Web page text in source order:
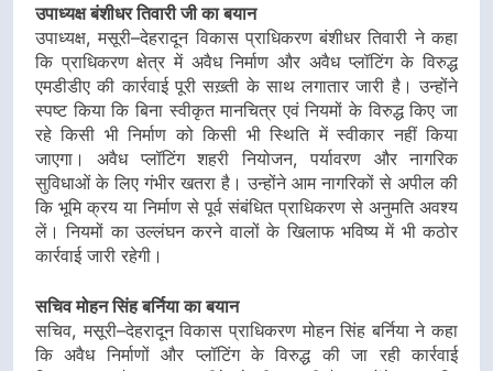
उपाध्यक्ष बंशीधर तिवारी जी का बयान
उपाध्यक्ष, मसूरी–देहरादून विकास प्राधिकरण बंशीधर तिवारी ने कहा
कि प्राधिकरण क्षेत्र में अवैध निर्माण और अवैध प्लॉटिंग के विरुद्ध
एमडीडीए की कार्रवाई पूरी सख़्ती के साथ लगातार जारी है। उन्होंने
स्पष्ट किया कि बिना स्वीकृत मानचित्र एवं नियमों के विरुद्ध किए जा
रहे किसी भी निर्माण को किसी भी स्थिति में स्वीकार नहीं किया
जाएगा। अवैध प्लॉटिंग शहरी नियोजन, पर्यावरण और नागरिक
सुविधाओं के लिए गंभीर खतरा है। उन्होंने आम नागरिकों से अपील की
कि भूमि क्रय या निर्माण से पूर्व संबंधित प्राधिकरण से अनुमति अवश्य
लें। नियमों का उल्लंघन करने वालों के खिलाफ भविष्य में भी कठोर
कार्रवाई जारी रहेगी।
सचिव मोहन सिंह बर्निया का बयान
सचिव, मसूरी–देहरादून विकास प्राधिकरण मोहन सिंह बर्निया ने कहा
कि अवैध निर्माणों और प्लॉटिंग के विरुद्ध की जा रही कार्रवाई